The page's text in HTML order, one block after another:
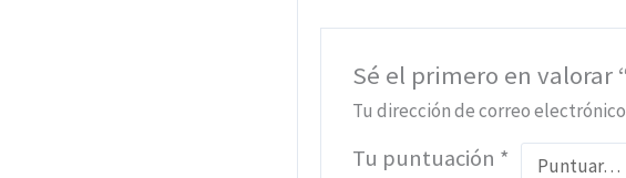
Sé el primero en valorar
Tu dirección de correo
Tu puntuación *